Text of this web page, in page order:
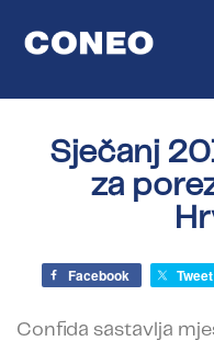
Sječanj
za
Facebook Tweet
Confida sastavlja